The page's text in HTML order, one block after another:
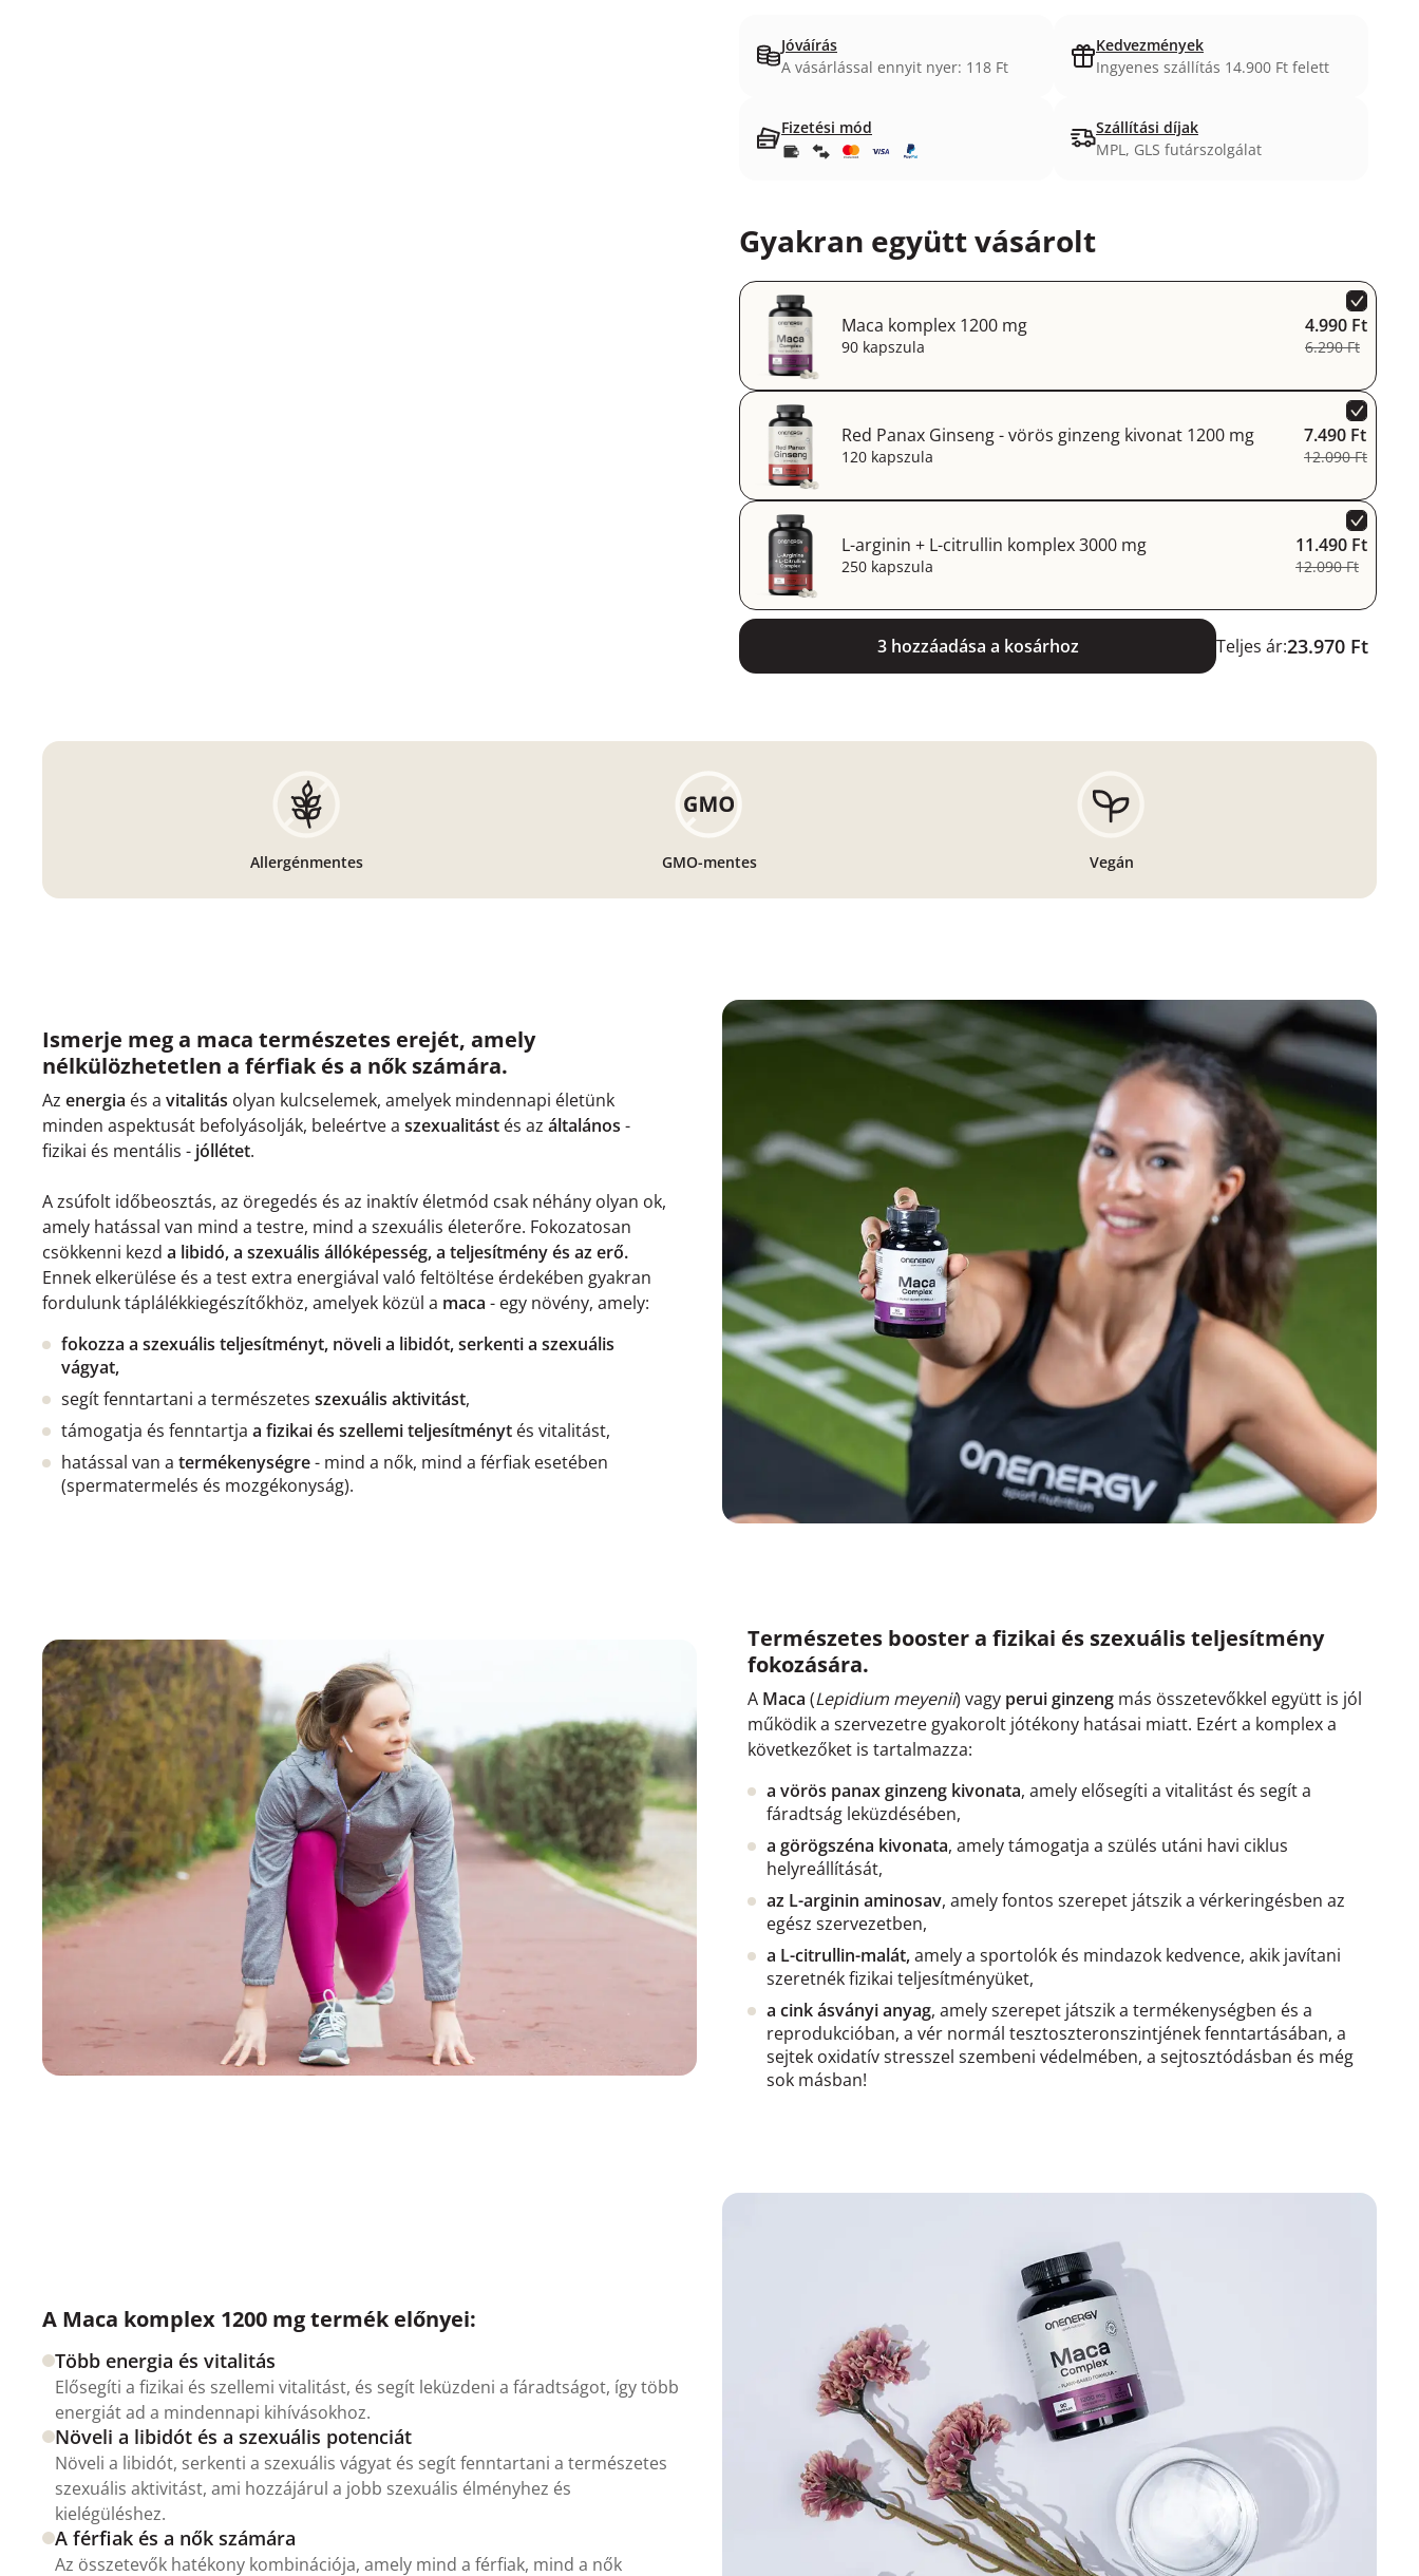
Jóváírás
A vásárlással ennyit nyer: 118 Ft
Kedvezmények
Ingyenes szállítás 14.900 Ft felett
Fizetési mód
Szállítási díjak
MPL, GLS futárszolgálat
Gyakran együtt vásárolt
Maca komplex 1200 mg
90 kapszula
4.990 Ft
6.290 Ft
Red Panax Ginseng - vörös ginzeng kivonat 1200 mg
120 kapszula
7.490 Ft
12.090 Ft
L-arginin + L-citrullin komplex 3000 mg
250 kapszula
11.490 Ft
12.090 Ft
3 hozzáadása a kosárhoz Teljes ár:23.970 Ft
Allergénmentes GMO-mentes Vegán
Ismerje meg a maca természetes erejét, amely
nélkülözhetetlen a férfiak és a nők számára.
Az energia és a vitalitás olyan kulcselemek, amelyek mindennapi életünk
minden aspektusát befolyásolják, beleértve a szexualitást és az általános -
fizikai és mentális - jóllétet.
A zsúfolt időbeosztás, az öregedés és az inaktív életmód csak néhány olyan ok,
amely hatással van mind a testre, mind a szexuális életerőre. Fokozatosan
csökkenni kezd a libidó, a szexuális állóképesség, a teljesítmény és az erő.
Ennek elkerülése és a test extra energiával való feltöltése érdekében gyakran
fordulunk táplálékkiegészítőkhöz, amelyek közül a maca - egy növény, amely:
fokozza a szexuális teljesítményt, növeli a libidót, serkenti a szexuális
vágyat,
segít fenntartani a természetes szexuális aktivitást,
támogatja és fenntartja a fizikai és szellemi teljesítményt és vitalitást,
hatással van a termékenységre- mind a nők, mind a férfiak esetében
(spermatermelés és mozgékonyság).
Természetes booster a fizikai és szexuális teljesítmény
fokozására.
A Maca (Lepidium meyenii) vagy perui ginzeng más összetevőkkel együtt is jól
működik a szervezetre gyakorolt jótékony hatásai miatt. Ezért a komplex a
következőket is tartalmazza:
a vörös panax ginzeng kivonata, amely elősegíti a vitalitást és segít a
fáradtság leküzdésében,
a görögszéna kivonata, amely támogatja a szülés utáni havi ciklus
helyreállítását,
az L-arginin aminosav, amely fontos szerepet játszik a vérkeringésben az
egész szervezetben,
a L-citrullin-malát,amely a sportolók és mindazok kedvence, akik javítani
szeretnék fizikai teljesítményüket,
a cink ásványi anyag, amely szerepet játszik a termékenységben és a
reprodukcióban, a vér normál tesztoszteronszintjének fenntartásában, a
sejtek oxidatív stresszel szembeni védelmében, a sejtosztódásban és még
sok másban!
A Maca komplex 1200 mg termék előnyei:
Több energia és vitalitás
Elősegíti a fizikai és szellemi vitalitást, és segít leküzdeni a fáradtságot, így több
energiát ad a mindennapi kihívásokhoz.
Növeli a libidót és a szexuális potenciát
Növeli a libidót, serkenti a szexuális vágyat és segít fenntartani a természetes
szexuális aktivitást, ami hozzájárul a jobb szexuális élményhez és
kielégüléshez.
A férfiak és a nők számára
Az összetevők hatékony kombinációja, amely mind a férfiak, mind a nők